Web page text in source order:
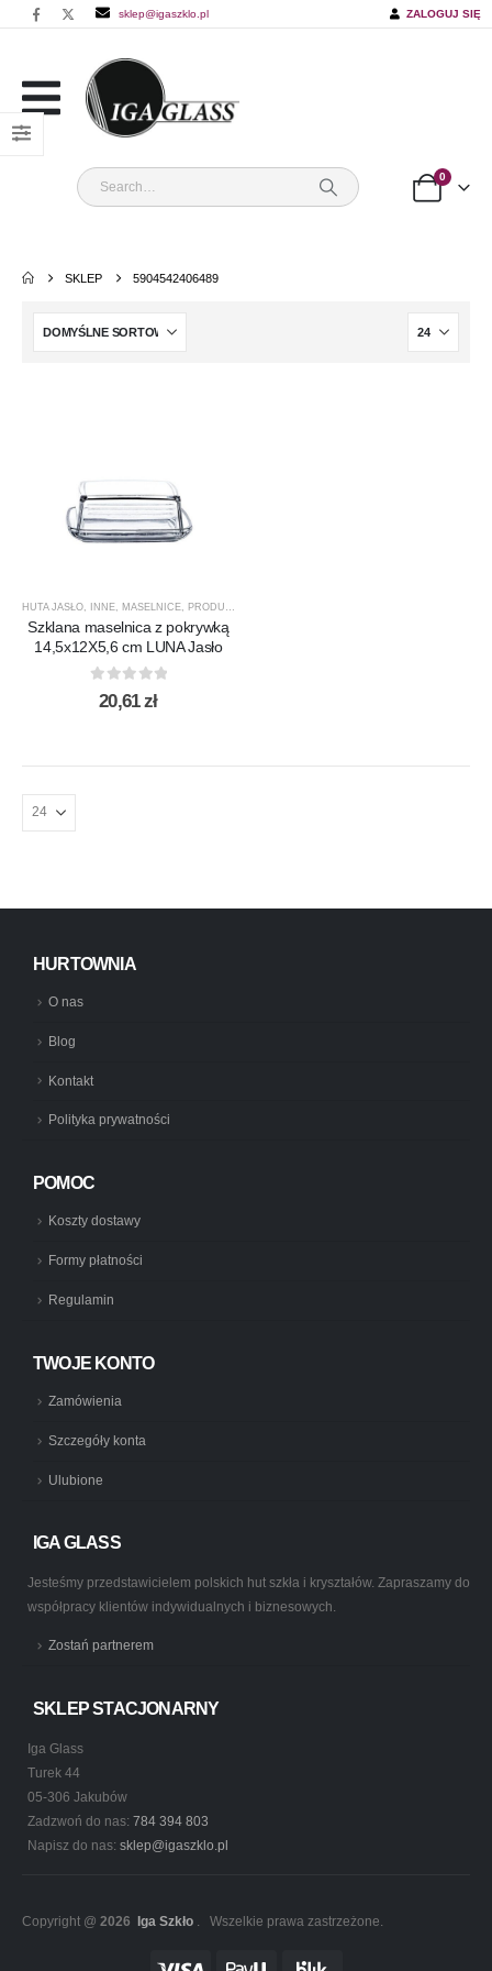
sklep@igaszklo.pl ZALOGUJ SIĘ
0
SKLEP 5904542406489
HUTA JASŁO INNE MASELNICE PRODUCENCI
Szklana maselnica z pokrywką
14,5x12X5,6 cm LUNA Jasło
out of 5
20,61zł
HURTOWNIA
O nas
Blog
Kontakt
Polityka prywatności
POMOC
Koszty dostawy
Formy płatności
Regulamin
TWOJE KONTO
Zamówienia
Szczegóły konta
Ulubione
IGA GLASS
Jesteśmy przedstawicielem polskich hut szkła i kryształów. Zapraszamy do
współpracy klientów indywidualnych i biznesowych.
Zostań partnerem
SKLEP STACJONARNY
Iga Glass
Turek 44
05-306 Jakubów
Zadzwoń do nas: 784 394 803
Napisz do nas: sklep@igaszklo.pl
Copyright @ 2026 Iga Szkło . Wszelkie prawa zastrzeżone.